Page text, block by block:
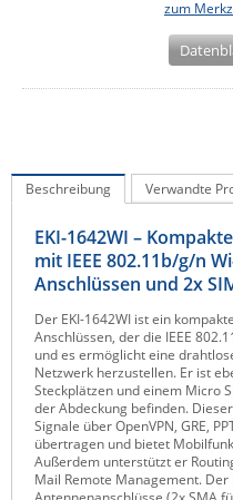
PatchSee
Poynting
Raritan
Riello UPS
Server Technology
Siretta
SIRIO Antenne
Sunbird
zum
Beschreibung Verwandte
EKI-1642WI –
mit IEEE 802.11b/g/n
Anschlüssen und 2x
Der EKI-1642WI ist ein
Anschlüssen, der die IEEE
und es ermöglicht eine
Netzwerk herzustellen. Er ist
Steckplätzen und einem Micro
der Abdeckung befinden.
Signale über OpenVPN, GRE,
übertragen und bietet
Außerdem unterstützt er
Mail Remote Management.